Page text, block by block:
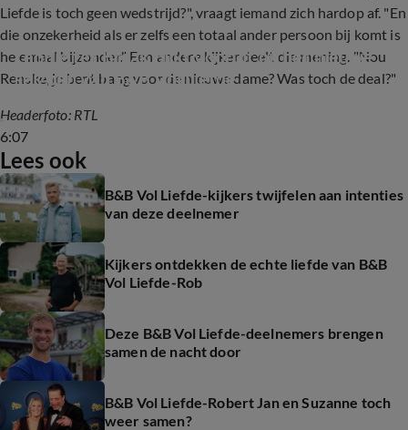
Liefde is toch geen wedstrijd?", vraagt iemand zich hardop af. "En
die onzekerheid als er zelfs een totaal ander persoon bij komt is
helemaal bijzonder." Een andere kijker deelt die mening. "Nou
Renske, je bent bang voor de nieuwe dame? Was toch de deal?"
6:07
Leonie ter Braak blikt vooruit op het nieuwe
seizoen van B&B Vol Liefde
Headerfoto: RTL
Lees ook
B&B Vol Liefde-kijkers twijfelen aan intenties
van deze deelnemer
Kijkers ontdekken de echte liefde van B&B
Vol Liefde-Rob
Deze B&B Vol Liefde-deelnemers brengen
samen de nacht door
B&B Vol Liefde-Robert Jan en Suzanne toch
weer samen?